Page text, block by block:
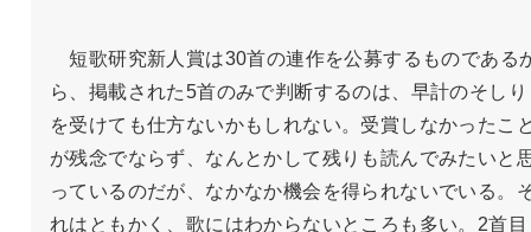
短歌研究新人賞は30首の連作を公募するものである
ら、掲載された5首のみで判断するのは、早計のそしり
を受けても仕方ないかもしれない。受賞しなかったこ
が残念でならず、なんとかして残りも読んでみたいと
っているのだが、なかなか機会を得られないでいる。
れはともかく、歌にはわからないところも多い。2首目